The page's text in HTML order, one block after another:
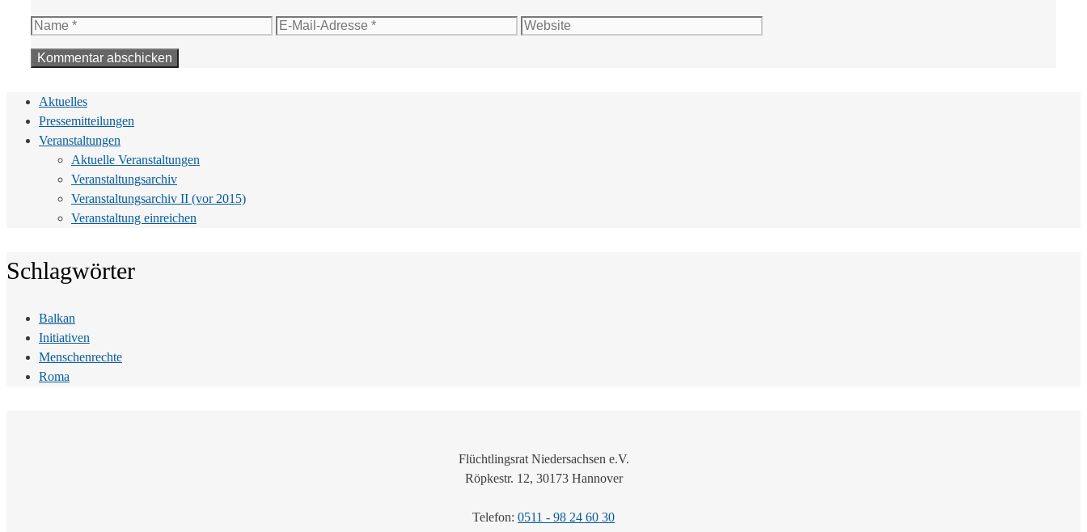
Name
E-
Website
Aktuelles
Pressemitteilungen
Veranstaltungen
Aktuelle Veranstaltungen
Veranstaltungsarchiv
Veranstaltungsarchiv II (vor 2015)
Veranstaltung einreichen
Schlagwörter
Balkan
Initiativen
Menschenrechte
Roma
Flüchtlingsrat Niedersachsen e.V.
Röpkestr. 12, 30173 Hannover
Telefon: 0511 - 98 24 60 30